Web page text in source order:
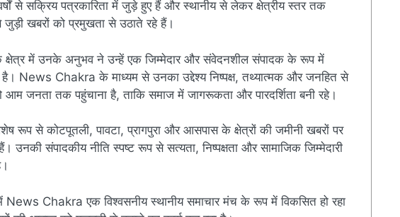
से सक्रिय पत्रकारिता में जुड़े हुए हैं और स्थानीय से लेकर क्षेत्रीय स्तर तक
खबरों को प्रमुखता से उठाते रहे हैं।
क्षेत्र में उनके अनुभव ने उन्हें एक जिम्मेदार और संवेदनशील संपादक के रूप में
है। News Chakra के माध्यम से उनका उद्देश्य निष्पक्ष, तथ्यात्मक और जनहित से
आम जनता तक पहुंचाना है, ताकि समाज में जागरूकता और पारदर्शिता बनी रहे।
रूप से कोटपूतली, पावटा, प्रागपुरा और आसपास के क्षेत्रों की जमीनी खबरों पर
संपादकीय नीति स्पष्ट रूप से सत्यता, निष्पक्षता और सामाजिक जिम्मेदारी
Chakra एक विश्वसनीय स्थानीय समाचार मंच के रूप में विकसित हो रहा